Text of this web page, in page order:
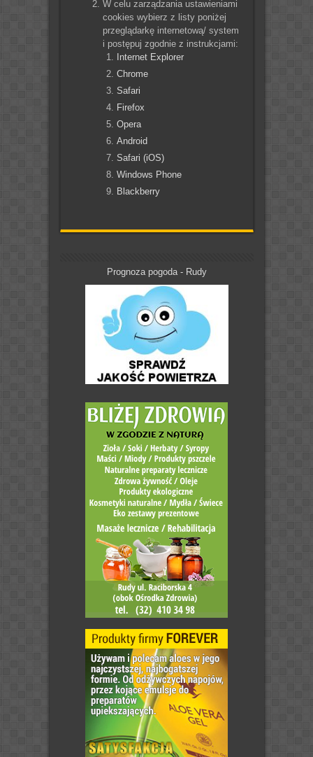
W celu zarządzania ustawieniami
cookies wybierz z listy poniżej
przeglądarkę internetową/ system
i postępuj zgodnie z instrukcjami:
Internet Explorer
Chrome
Safari
Firefox
Opera
Android
Safari (iOS)
Windows Phone
Blackberry
Prognoza pogoda - Rudy